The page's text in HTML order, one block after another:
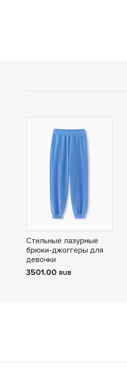
Стильные лазурные
брюки-джоггеры для
девочки
3501.00 RUB